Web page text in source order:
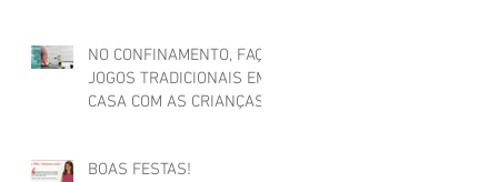
NO CONFINAMENTO, FAÇA
JOGOS TRADICIONAIS EM
CASA COM AS CRIANÇAS
BOAS FESTAS!